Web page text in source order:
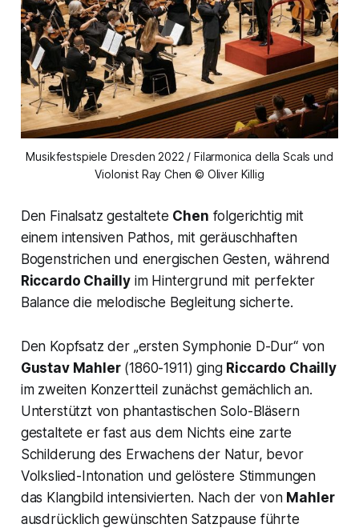
Musikfestspiele Dresden 2022 / Filarmonica della Scals und
Violonist Ray Chen © Oliver Killig
Den Finalsatz gestaltete Chen folgerichtig mit
einem intensiven Pathos, mit geräuschhaften
Bogenstrichen und energischen Gesten, während
Riccardo Chaillyim Hintergrund mit perfekter
Balance die melodische Begleitung sicherte.
Den Kopfsatz der „ersten Symphonie D-Dur“ von
Gustav Mahler(1860-1911) ging Riccardo Chailly
im zweiten Konzertteil zunächst gemächlich an.
Unterstützt von phantastischen Solo-Bläsern
gestaltete er fast aus dem Nichts eine zarte
Schilderung des Erwachens der Natur, bevor
Volkslied-Intonation und gelöstere Stimmungen
das Klangbild intensivierten. Nach der von Mahler
ausdrücklich gewünschten Satzpause führte